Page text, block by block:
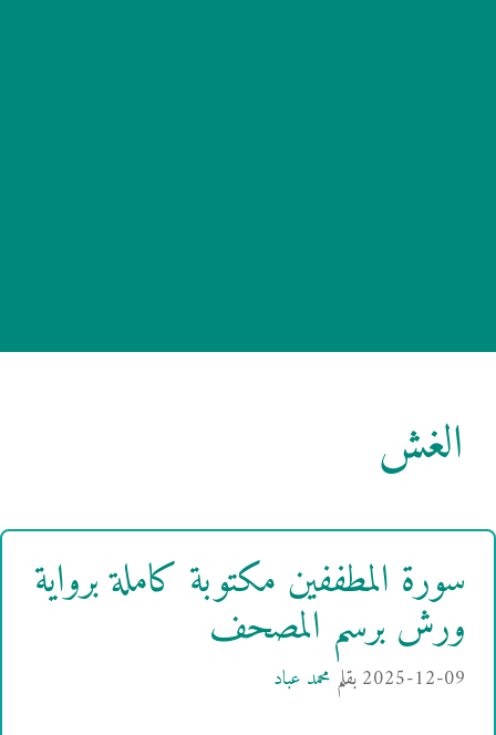
الغش
سورة المطففين مكتوبة كاملة برواية
ورش برسم المصحف
2025-12-09بقلم محمد عباد